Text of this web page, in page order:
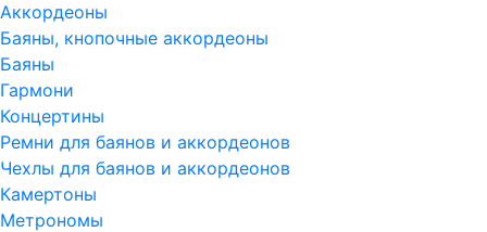
Аккордеоны
Баяны, кнопочные аккордеоны
Баяны
Гармони
Концертины
Ремни для баянов и аккордеонов
Чехлы для баянов и аккордеонов
Камертоны
Метрономы